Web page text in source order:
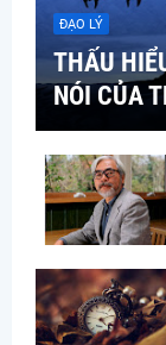
ĐẠO LÝ
THẤU
NÓI CỦA